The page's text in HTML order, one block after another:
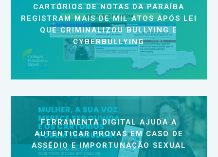
CARTÓRIOS DE NOTAS DA PARAÍBA
REGISTRAM MAIS DE MIL ATOS APÓS LEI
QUE CRIMINALIZOU BULLYING E
CYBERBULLYING
FERRAMENTA DIGITAL AJUDA A
AUTENTICAR PROVAS EM CASO DE
ASSÉDIO E IMPORTUNAÇÃO SEXUAL